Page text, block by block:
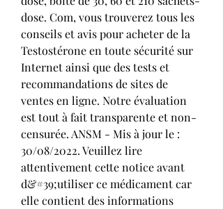
dose. Com, vous trouverez tous les
conseils et avis pour acheter de la
Testostérone en toute sécurité sur
Internet ainsi que des tests et
recommandations de sites de
ventes en ligne. Notre évaluation
est tout à fait transparente et non-
censurée. ANSM - Mis à jour le :
30/08/2022. Veuillez lire
attentivement cette notice avant
d&#39;utiliser ce médicament car
elle contient des informations